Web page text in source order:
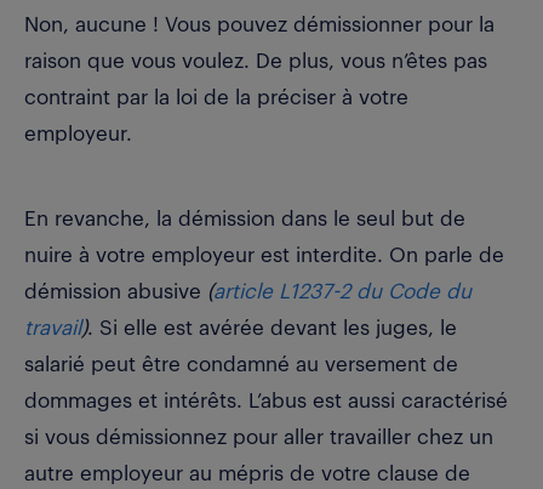
Non, aucune ! Vous pouvez démissionner pour la
raison que vous voulez. De plus, vous n’êtes pas
contraint par la loi de la préciser à votre
employeur.
En revanche, la démission dans le seul but de
nuire à votre employeur est interdite. On parle de
démission abusive (article L1237-2 du Code du
travail). Si elle est avérée devant les juges, le
salarié peut être condamné au versement de
dommages et intérêts. L’abus est aussi caractérisé
si vous démissionnez pour aller travailler chez un
autre employeur au mépris de votre clause de